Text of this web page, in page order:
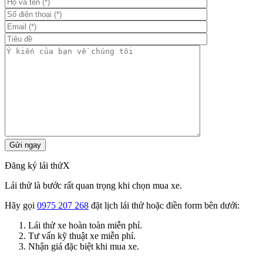
Đăng ký lái thửX
Lái thử là bước rất quan trọng khi chọn mua xe.
Hãy gọi 0975 207 268 đặt lịch lái thử hoặc điền form bên dưới:
Lái thử xe hoàn toàn miễn phí.
Tư vấn kỹ thuật xe miễn phí.
Nhận giá đặc biệt khi mua xe.